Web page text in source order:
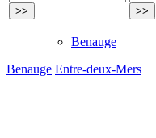
Benauge
Benauge Entre-deux-Mers